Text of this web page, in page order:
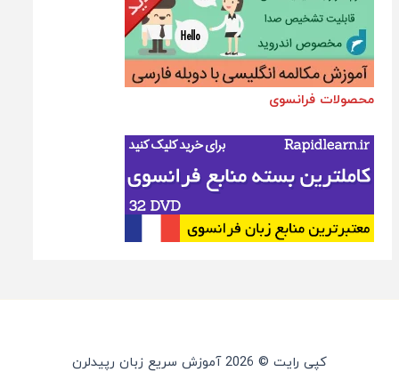
محصولات فرانسوی
کپی رایت © 2026 آموزش سریع زبان رپیدلرن